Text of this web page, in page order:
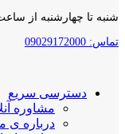
شنبه تا چهارشنبه از ساعت 8 تا 19 و پنج شنبه ها 8 تا 2 بعد از
تماس: 09029172000
دسترسی سریع
مشاوره
درباره ی